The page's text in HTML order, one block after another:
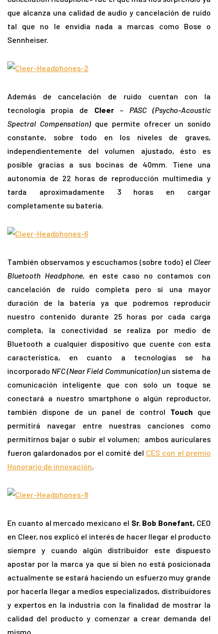
que alcanza una calidad de audio y cancelación de ruido
tal que no le envidia nada a marcas como Bose o
Sennheiser.
Además de cancelación de ruido cuentan con la
tecnología propia de Cleer– PASC (Psycho-Acoustic
Spectral Compensation) que permite ofrecer un sonido
constante, sobre todo en los niveles de graves,
independientemente del volumen ajustado, ésto es
posible gracias a sus bocinas de 40mm. Tiene una
autonomía de 22 horas de reproducción multimedia y
tarda aproximadamente 3 horas en cargar
completamente su batería.
También observamos y escuchamos (sobre todo) el Cleer
Bluetooth Headphone, en este caso no contamos con
cancelación de ruido completa pero si una mayor
duración de la batería ya que podremos reproducir
nuestro contenido durante 25 horas por cada carga
completa, la conectividad se realiza por medio de
Bluetooth a cualquier dispositivo que cuente con esta
característica, en cuanto a tecnologías se ha
incorporado NFC (Near Field Communication)un sistema de
comunicación inteligente que con solo un toque se
conectará a nuestro smartphone o algún reproductor,
también dispone de un panel de control Touch que
permitirá navegar entre nuestras canciones como
permitirnos bajar o subir el volumen; ambos auriculares
fueron galardonados por el comité del CES con el premio
Honorario de innovación.
En cuanto al mercado mexicano el Sr. Bob Bonefant, CEO
en Cleer, nos explicó el interés de hacer llegar el producto
siempre y cuando algún distribuidor este dispuesto
apostar por la marca ya que si bien no está posicionada
actualmente se estará haciendo un esfuerzo muy grande
por hacerla llegar a medios especializados, distribuidores
y expertos en la industria con la finalidad de mostrar la
calidad del producto y comenzar a crear demanda del
mismo.